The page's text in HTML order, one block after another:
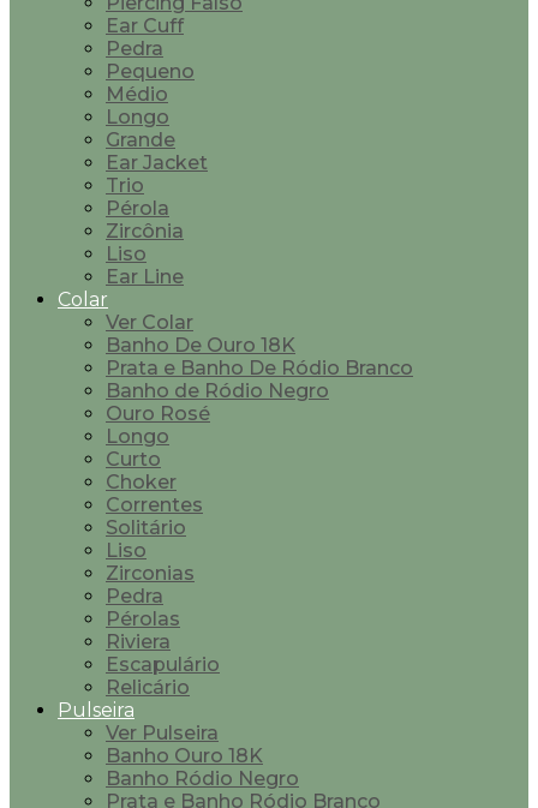
Ear Cuff
Pedra
Pequeno
Médio
Longo
Grande
Ear Jacket
Trio
Pérola
Zircônia
Liso
Ear Line
Colar
Ver Colar
Banho De Ouro 18K
Prata e Banho De Ródio Branco
Banho de Ródio Negro
Ouro Rosé
Longo
Curto
Choker
Correntes
Solitário
Liso
Zirconias
Pedra
Pérolas
Riviera
Escapulário
Relicário
Pulseira
Ver Pulseira
Banho Ouro 18K
Banho Ródio Negro
Prata e Banho Ródio Branco